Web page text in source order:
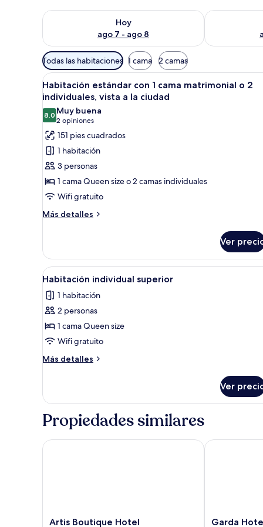
Hoy
ago 7 - ago 8
Consulta la disponibilidad para hoy ago 7 - ago 8
Consulta la
Filtros
disponibles
para
las
habitaciones
Todas las habitaciones 1 cama 2 camas
Abrir
todas
las
fotos
de
Habitación
estándar
con
1
cama
matrimonial
individuales,
vista
a
la
ciudad
Una mesita de noche de
6
Habitación estándar con 1 cama matrimonial o 2
individuales, vista a la ciudad
8.08.0 de 10
Muy buena
2 opiniones
(2
opiniones)
151 pies cuadrados
1 habitación
3 personas
1 cama Queen size o 2 camas individuales
Wifi gratuito
Más detalles
Más
estándar
con
1
matrimonial
o
individuales,
vista
la
Ver
Abrir
todas
las
fotos
de
Habitación
individual
superior
Una mesita de noche de
6
Habitación individual superior
1 habitación
2 personas
1 cama Queen size
Wifi gratuito
Más detalles
Más
individual
Ver
Propiedades similares
Artis
Artis Boutique Hotel
Artis Boutique Hotel
Garda
Garda
Garda Hotel